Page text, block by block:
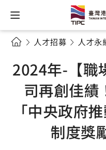
人才招募 人才永
2024年-【職
司再創佳績
「中央政府
制度獎